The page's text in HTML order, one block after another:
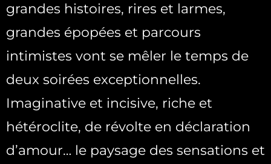
grandes histoires, rires et larmes,
grandes épopées et parcours
intimistes vont se mêler le temps de
deux soirées exceptionnelles.
Imaginative et incisive, riche et
hétéroclite, de révolte en déclaration
d’amour… le paysage des sensations et